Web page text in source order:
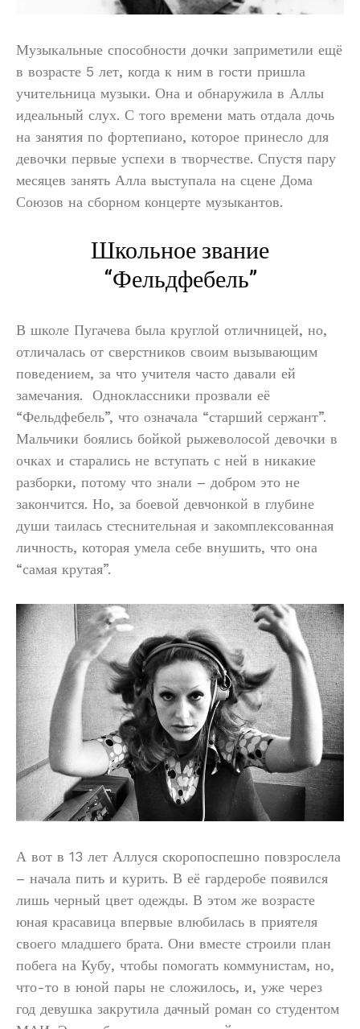
Музыкальные способности дочки заприметили ещё
в возрасте 5 лет, когда к ним в гости пришла
учительница музыки. Она и обнаружила в Аллы
идеальный слух. С того времени мать отдала дочь
на занятия по фортепиано, которое принесло для
девочки первые успехи в творчестве. Спустя пару
месяцев занять Алла выступала на сцене Дома
Союзов на сборном концерте музыкантов.
Школьное звание
“Фельдфебель”
В школе Пугачева была круглой отличницей, но,
отличалась от сверстников своим вызывающим
поведением, за что учителя часто давали ей
замечания. Одноклассники прозвали её
“Фельдфебель”, что означала “старший сержант”.
Мальчики боялись бойкой рыжеволосой девочки в
очках и старались не вступать с ней в никакие
разборки, потому что знали – добром это не
закончится. Но, за боевой девчонкой в глубине
души таилась стеснительная и закомплексованная
личность, которая умела себе внушить, что она
“самая крутая”.
А вот в 13 лет Аллуся скоропоспешно повзрослела
– начала пить и курить. В её гардеробе появился
лишь черный цвет одежды. В этом же возрасте
юная красавица впервые влюбилась в приятеля
своего младшего брата. Они вместе строили план
побега на Кубу, чтобы помогать коммунистам, но,
что-то в юной пары не сложилось, и, уже через
год девушка закрутила дачный роман со студентом